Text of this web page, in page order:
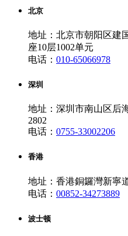
北京
地址：北京市朝阳区建
座10层1002单元
电话： 010-65066978
深圳
地址：深圳市南山区后
2802
电话： 0755-33002206
香港
地址：香港銅鑼灣新寧
电话： 00852-34273889
波士顿